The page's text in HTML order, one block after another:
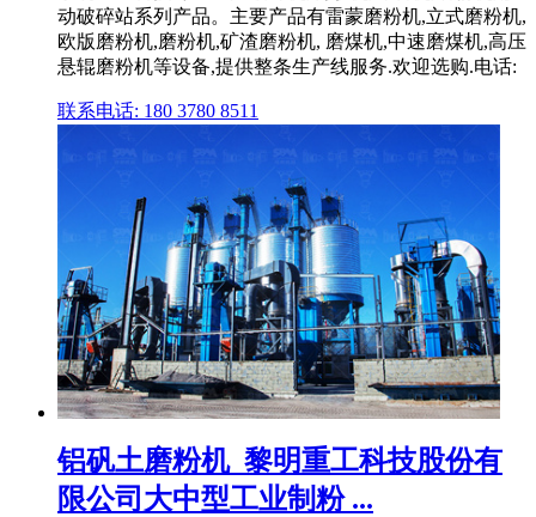
动破碎站系列产品。主要产品有雷蒙磨粉机,立式磨粉机,
欧版磨粉机,磨粉机,矿渣磨粉机, 磨煤机,中速磨煤机,高压
悬辊磨粉机等设备,提供整条生产线服务.欢迎选购.电话:
联系电话: 180 3780 8511
铝矾土磨粉机_黎明重工科技股份有
限公司大中型工业制粉 ...